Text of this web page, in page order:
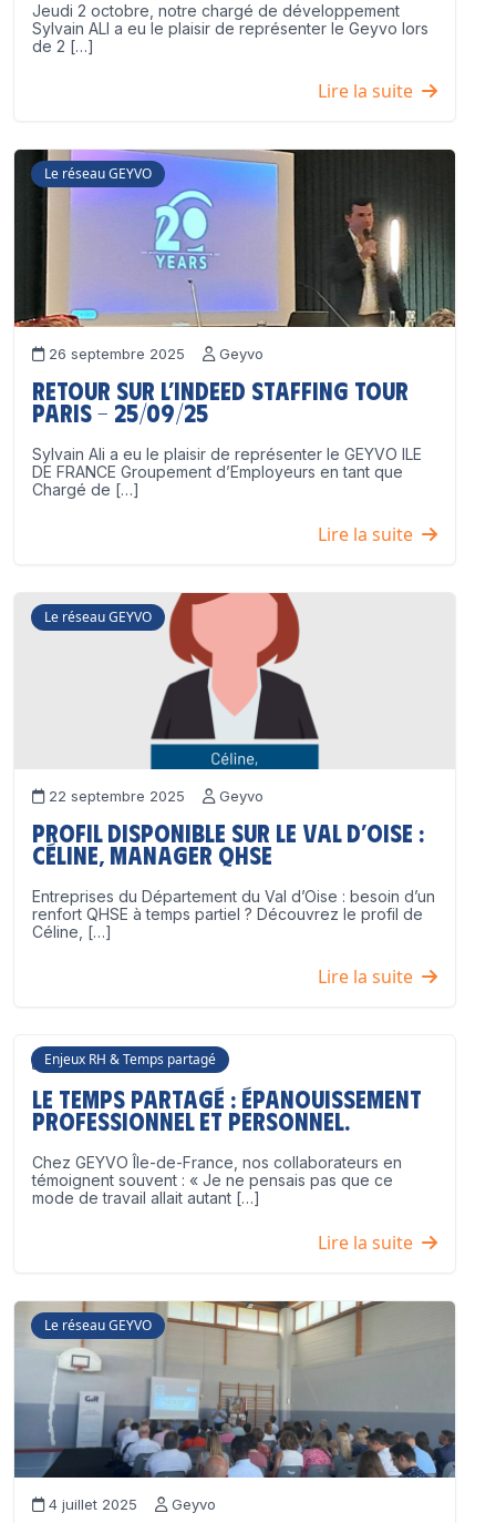
Jeudi 2 octobre, notre chargé de développement
Sylvain ALI a eu le plaisir de représenter le Geyvo lors
de 2 […]
Lire la suite
Le réseau GEYVO
26 septembre 2025 Geyvo
Retour sur l’Indeed Staffing Tour
Paris – 25/09/25
Sylvain Ali a eu le plaisir de représenter le GEYVO ILE
DE FRANCE Groupement d’Employeurs en tant que
Chargé de […]
Lire la suite
Le réseau GEYVO
22 septembre 2025 Geyvo
Profil disponible sur le Val d’Oise :
Céline, Manager QHSE
Entreprises du Département du Val d’Oise : besoin d’un
renfort QHSE à temps partiel ? Découvrez le profil de
Céline, […]
Lire la suite
Enjeux RH & Temps partagé
17 juillet 2025 Geyvo
Le temps partagé : épanouissement
professionnel ET personnel.
Chez GEYVO Île-de-France, nos collaborateurs en
témoignent souvent : « Je ne pensais pas que ce
mode de travail allait autant […]
Lire la suite
Le réseau GEYVO
4 juillet 2025 Geyvo